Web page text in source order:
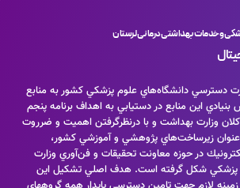
و خدمات بهداشتی درمانی لرستان
دسترسي دانشگاه‌هاي علوم پزشكي كشور به منابع
بنيادي اين منابع در دستيابي به اهداف برنامه پنجم
وزارت بهداشت و با درنظرگرفتن اهميت و ضرروت
زيرساخت‌هاي پژوهشي و آموزشي كشور،
در حوزه معاونت تحقيقات و فن‌آوري وزارت
پزشكي شكل گرفته است. هدف اصلي تشكيل اين